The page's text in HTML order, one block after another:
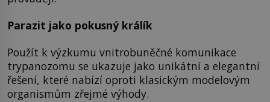
Parazit jako pokusný králík
Použít k výzkumu vnitrobuněčné komunikace
trypanozomu se ukazuje jako unikátní a elegantní
řešení, které nabízí oproti klasickým modelovým
organismům zřejmé výhody.